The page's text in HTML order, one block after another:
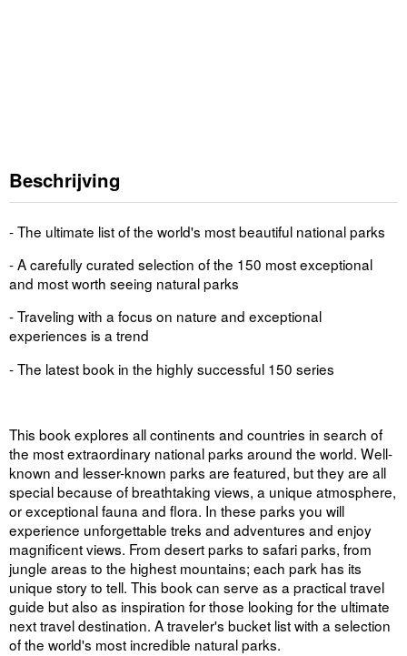
Beschrijving
- The ultimate list of the world's most beautiful national parks
- A carefully curated selection of the 150 most exceptional
and most worth seeing natural parks
- Traveling with a focus on nature and exceptional
experiences is a trend
- The latest book in the highly successful 150 series
This book explores all continents and countries in search of
the most extraordinary national parks around the world. Well-
known and lesser-known parks are featured, but they are all
special because of breathtaking views, a unique atmosphere,
or exceptional fauna and flora. In these parks you will
experience unforgettable treks and adventures and enjoy
magnificent views. From desert parks to safari parks, from
jungle areas to the highest mountains; each park has its
unique story to tell. This book can serve as a practical travel
guide but also as inspiration for those looking for the ultimate
next travel destination. A traveler's bucket list with a selection
of the world's most incredible natural parks.